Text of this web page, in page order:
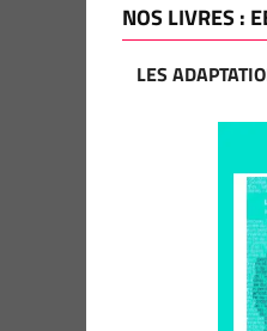
NOS LIVRES :
LES